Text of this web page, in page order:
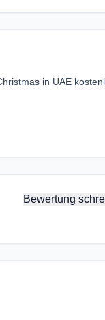
in UAE
Bewertung